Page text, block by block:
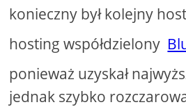
konieczny był kolejny
hosting współdzielony
ponieważ uzyskał
jednak szybko